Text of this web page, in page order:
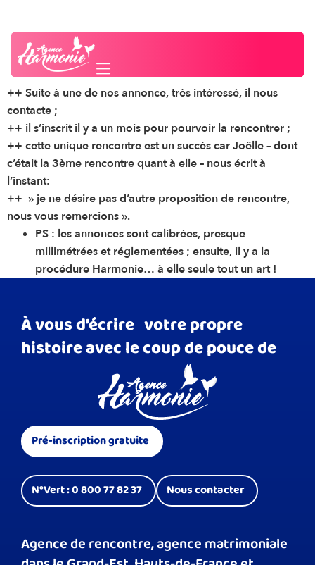
SIMPLE COMME UNE
PETITE ANNONCE :
++ Suite à une de nos annonce, très intéressé, il nous
contacte ;
++ il s’inscrit il y a un mois pour pourvoir la rencontrer ;
++ cette unique rencontre est un succès car Joëlle – dont
c’était la 3ème rencontre quant à elle – nous écrit à
l’instant:
++ » je ne désire pas d’autre proposition de rencontre,
nous vous remercions ».
PS : les annonces sont calibrées, presque
millimétrées et réglementées ; ensuite, il y a la
procédure Harmonie… à elle seule tout un art !
À vous d’écrire votre propre
histoire avec le coup de pouce de
Pré-inscription gratuite
N°Vert : 0 800 77 82 37 Nous contacter
Agence de rencontre, agence matrimoniale